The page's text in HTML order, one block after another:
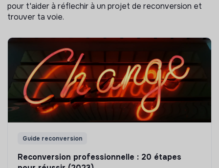
pour t'aider à réflechir à un projet de reconversion et
trouver ta voie.
Guide reconversion
Reconversion professionnelle : 20 étapes